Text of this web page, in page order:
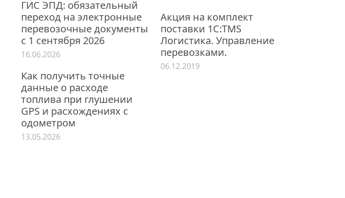
ГИС ЭПД: обязательный
переход на электронные
перевозочные документы
с 1 сентября 2026
16.06.2026
Как получить точные
данные о расходе
топлива при глушении
GPS и расхождениях с
одометром
13.05.2026
Акция на комплект
поставки 1С:TMS
Логистика. Управление
перевозками.
06.12.2019